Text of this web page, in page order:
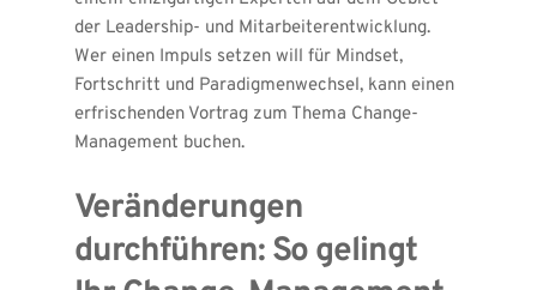
der Leadership- und Mitarbeiterentwicklung.
Wer einen Impuls setzen will für Mindset,
Fortschritt und Paradigmenwechsel, kann einen
erfrischenden Vortrag zum Thema Change-
Management buchen.
Veränderungen
durchführen: So gelingt